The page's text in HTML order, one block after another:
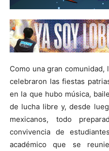
Como una gran
celebraron las fiestas
en la que hubo música,
de lucha libre y, desde
mexicanos, todo
convivencia de
académico que se